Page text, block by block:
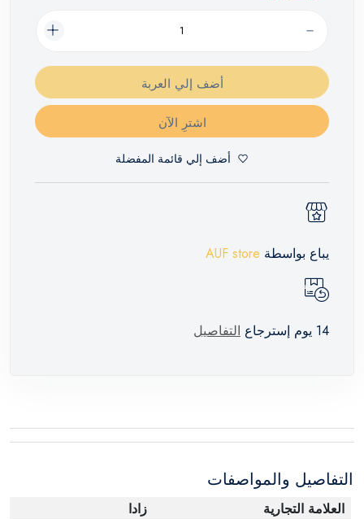
أضف إلي العربة
اشترِ الآن
أضف إلي قائمة المفضلة
يباع بواسطة AUF store
14 يوم إسترجاع التفاصيل
التفاصيل والمواصفات
العلامة التجارية
زادا